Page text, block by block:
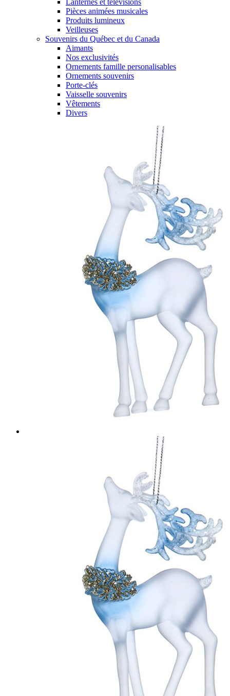
Lanternes et télévisions
Pièces animées musicales
Produits lumineux
Veilleuses
Souvenirs du Québec et du Canada
Aimants
Nos exclusivités
Ornements famille personalisables
Ornements souvenirs
Porte-clés
Vaisselle souvenirs
Vêtements
Divers